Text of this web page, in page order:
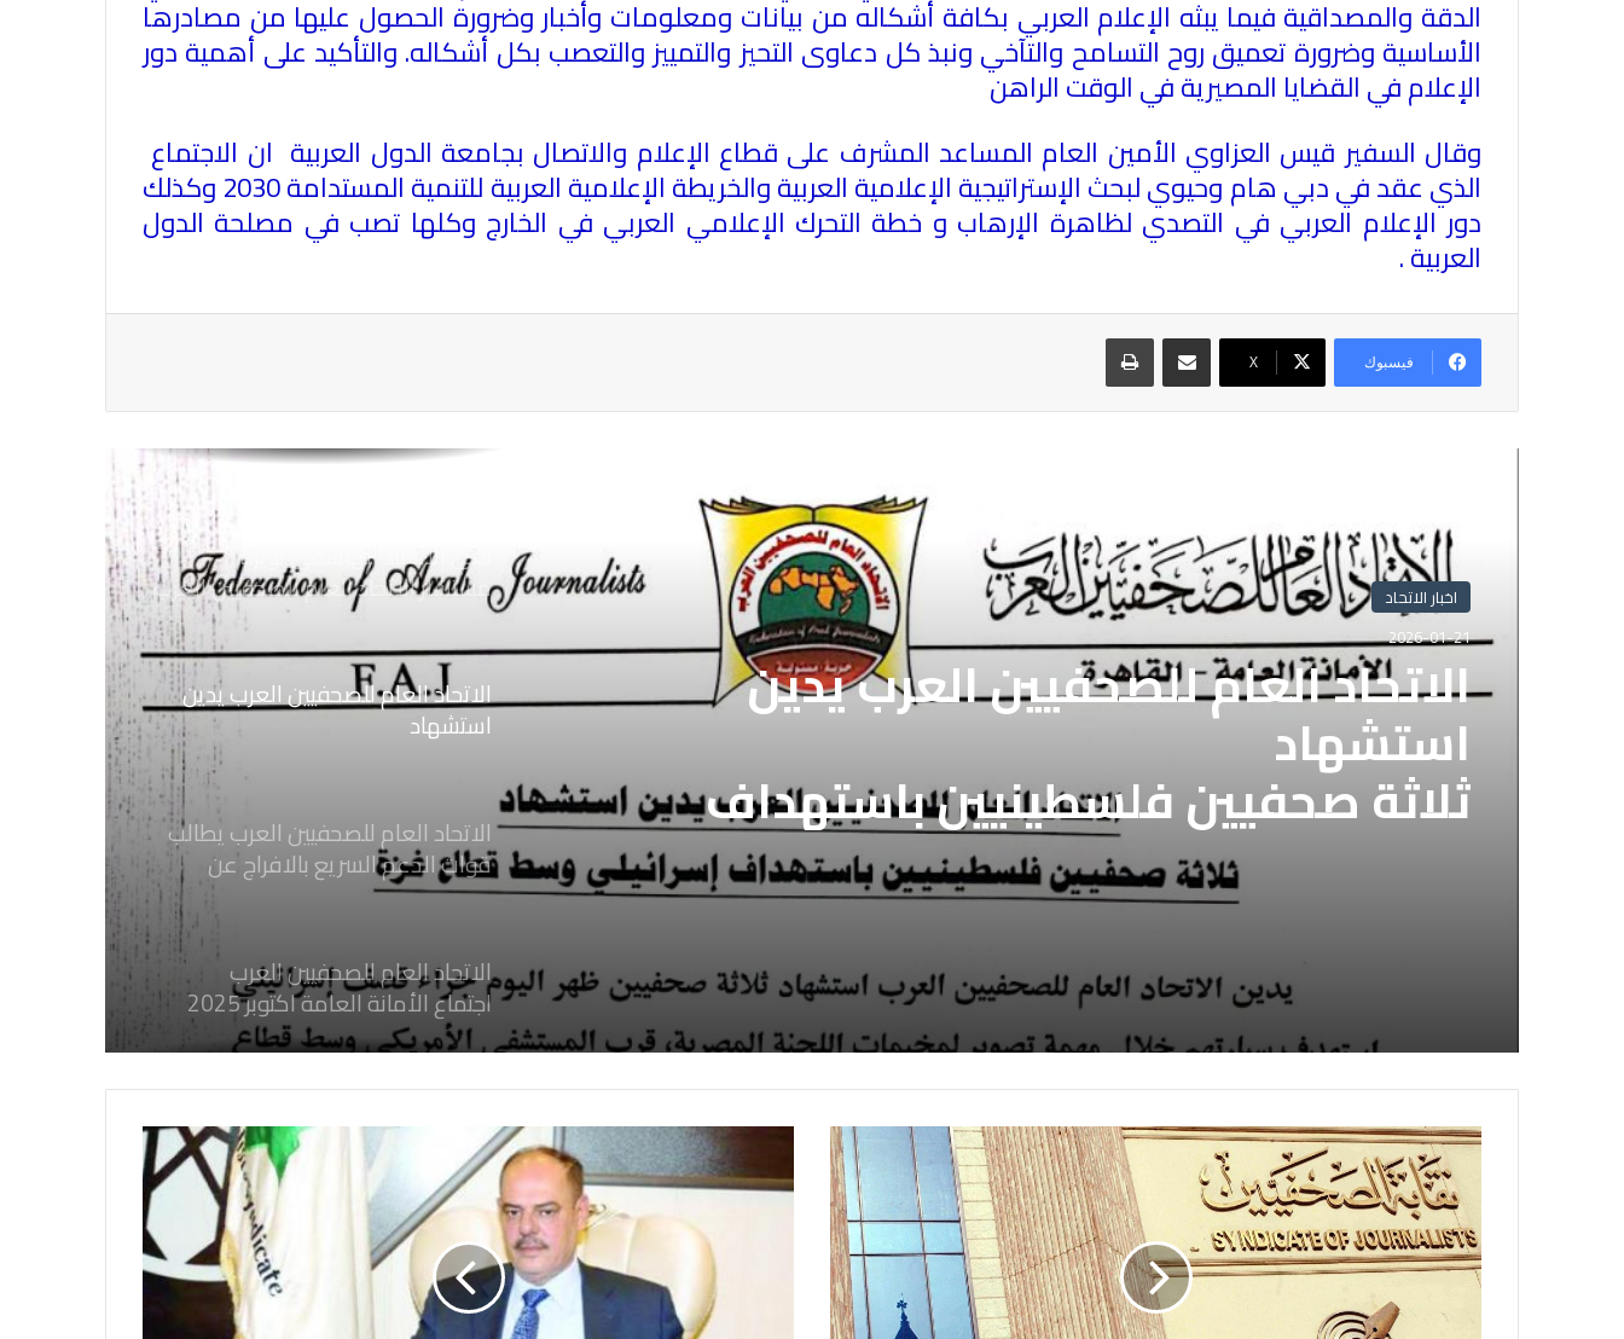
الدقة والمصداقية فيما يبثه الإعلام العربي بكافة أشكاله من بيانات ومعلومات وأخبار وضرورة الحصول عليها من مصادرها
الأساسية وضرورة تعميق روح التسامح والتآخي ونبذ كل دعاوى التحيز والتمييز والتعصب بكل أشكاله.والتأكيد على أهمية دور
الإعلام في القضايا المصيرية في الوقت الراهن
وقال السفير قيس العزاوي الأمين العام المساعد المشرف على قطاع الإعلام والاتصال بجامعة الدول العربية ان الاجتماع
الذي عقد في دبي هام وحيوي لبحث الإستراتيجية الإعلامية العربية والخريطة الإعلامية العربية للتنمية المستدامة 2030 وكذلك
دور الإعلام العربي في التصدي لظاهرة الإرهاب و خطة التحرك الإعلامي العربي في الخارج وكلها تصب في مصلحة الدول
العربية .
فيسبوك X
مشاركة عبر البريد طباعة
اخبار الاتحاد
2026-01-21
الاتحاد العام للصحفيين العرب يدين
استشهاد
ثلاثة صحفيين فلسطينيين باستهداف
إسرائيلي وسط قطاع غزة
بدعم حرية الصحافة فى الدول العربية
وذلك بمناسبة اليوم العالمي للصحافة
الاتحاد العام للصحفيين العرب يدين
بكل قوة اغتيال الزميل ابراهيم عجاج
المصور فى الوكالة العربية السورية
للانباء سانا
اهتمام الأوضاع الحالية فى ســوريــا
الاتحاد العام للصحفيين العرب يتضامن
مع نقابة الصحفيين اليمنيين فى عدن
ضد الإجراءات التعسفية من السلطات
نعي الاستاذ الهاشمي نويرة
مستشار الاتحاد العام للصحفيين العرب
الاتحاد العام للصحفيين العرب يدين
استشهاد
ثلاثة صحفيين فلسطينيين باستهداف
الاتحاد العام للصحفيين العرب يطالب
قوات الدعم السريع بالافراج عن
الصحفيين السودانيين المعتقلين لديها
الاتحاد العام للصحفيين العرب
اجتماع الأمانة العامة اكتوبر 2025
بكل قوة جرائم الاحتلال الصهيوني فى
غزة والتي نتج عنها اغتيال خمسة
صحفيين فلسطينيين
الاتحاد العام للصحفيين العرب يدين
بكل قوة جريمة إغتيال الاحتلال
الصهيوني للصحفيين الفسطينيين فى